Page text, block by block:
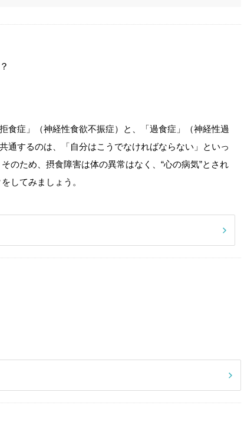
食症」（神経性食欲不振症）と、「過食症」（神経性過
通するのは、「自分はこうでなければならない」といっ
のため、摂食障害は体の異常はなく、“心の病気”とされ
してみましょう。